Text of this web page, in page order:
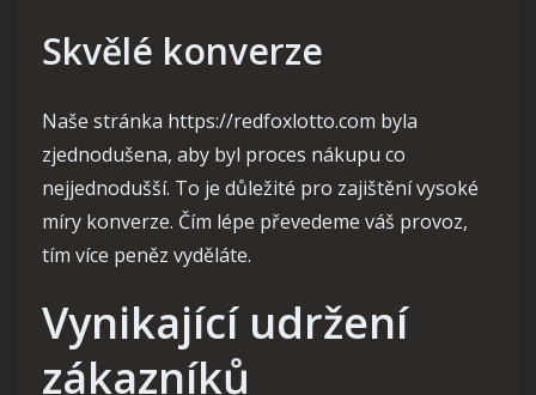
Skvělé konverze
Naše stránka https://redfoxlotto.com byla
zjednodušena, aby byl proces nákupu co
nejjednodušší. To je důležité pro zajištění vysoké
míry konverze. Čím lépe převedeme váš provoz,
tím více peněz vyděláte.
Vynikající udržení
zákazníků